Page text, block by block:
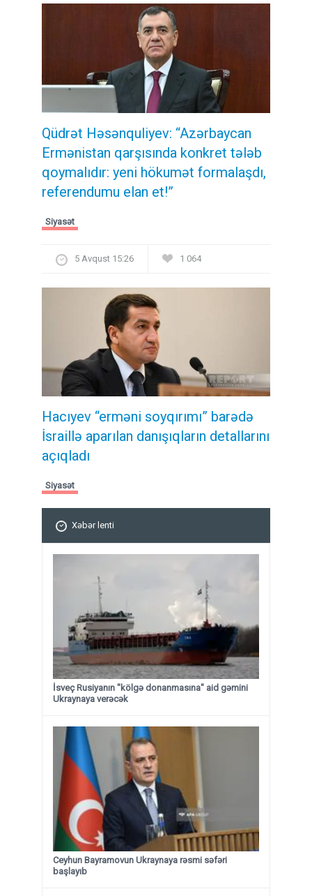
Qüdrət Həsənquliyev: “Azərbaycan
Ermənistan qarşısında konkret tələb
qoymalıdır: yeni hökumət formalaşdı,
referendumu elan et!”
Siyasət
5 Avqust 15:26 1 064
Hacıyev “erməni soyqırımı” barədə
İsraillə aparılan danışıqların detallarını
açıqladı
Siyasət
Xəbər lenti
İsveç Rusiyanın "kölgə donanmasına" aid gəmini
Ukraynaya verəcək
Ceyhun Bayramovun Ukraynaya rəsmi səfəri
başlayıb